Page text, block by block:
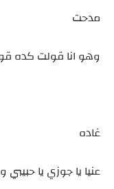
مدحت
وهو انا قولت كده
غاده
عنيا يا جوزي يا